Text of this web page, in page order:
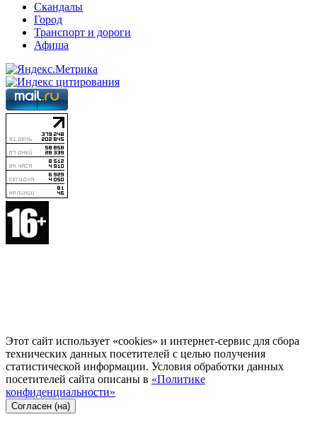
Скандалы
Город
Транспорт и дороги
Афиша
Этот сайт использует «cookies» и интернет-сервис для сбора
технических данных посетителей с целью получения
статистической информации. Условия обработки данных
посетителей сайта описаны в «Политике
конфиденциальности»
Согласен (на)